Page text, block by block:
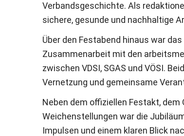
Verbandsgeschichte. Als
sichere, gesunde und nachhaltige
Über den Festabend hinaus war
Zusammenarbeit mit den
zwischen VDSI, SGAS und VÖSI.
Vernetzung und gemeinsame
Neben dem offiziellen Festakt,
Weichenstellungen war die
Impulsen und einem klaren Blick